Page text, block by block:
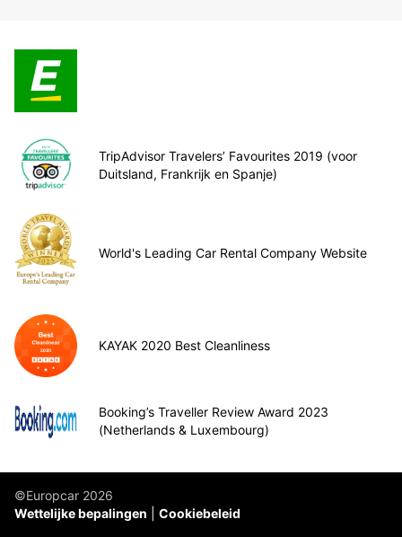
TripAdvisor Travelers’ Favourites 2019 (voor
Duitsland, Frankrijk en Spanje)
World's Leading Car Rental Company Website
KAYAK 2020 Best Cleanliness
Booking’s Traveller Review Award 2023
(Netherlands & Luxembourg)
©Europcar 2026
Wettelijke bepalingen
Cookiebeleid